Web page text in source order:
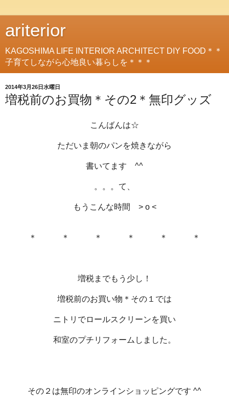
ariterior
KAGOSHIMA LIFE INTERIOR ARCHITECT DIY FOOD＊＊
子育てしながら心地良い暮らしを＊＊＊
2014年3月26日水曜日
増税前のお買物＊その2＊無印グッズ
こんばんは☆
ただいま朝のパンを焼きながら
書いてます ^^
。。。て、
もうこんな時間 > o <
＊ ＊ ＊ ＊ ＊ ＊
増税までもう少し！
増税前のお買い物＊その１では
ニトリでロールスクリーンを買い
和室のプチリフォームしました。
その２は無印のオンラインショッピングです ^^